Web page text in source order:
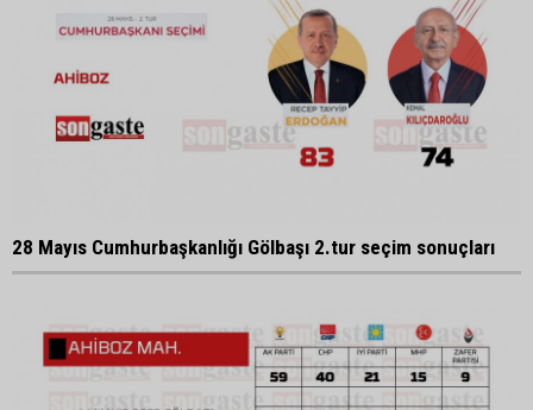
28 Mayıs Cumhurbaşkanlığı Gölbaşı 2.tur seçim sonuçları